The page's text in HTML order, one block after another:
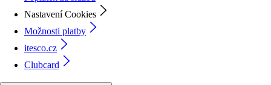
Nastavení Cookies
Možnosti platby
itesco.cz
Clubcard